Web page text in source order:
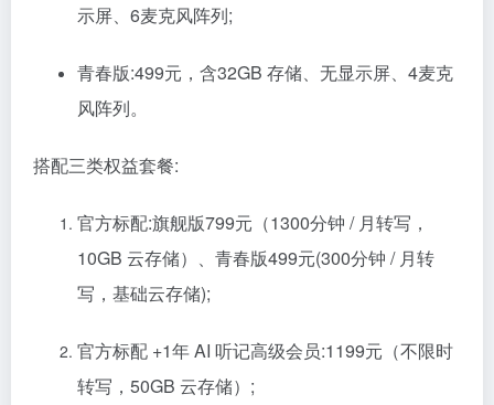
示屏、6麦克风阵列;
青春版:499元，含32GB 存储、无显示屏、4麦克
风阵列。
搭配三类权益套餐:
官方标配:旗舰版799元（1300分钟 / 月转写，
10GB 云存储）、青春版499元(300分钟 / 月转
写，基础云存储);
官方标配 +1年 AI 听记高级会员:1199元（不限时
转写，50GB 云存储）;